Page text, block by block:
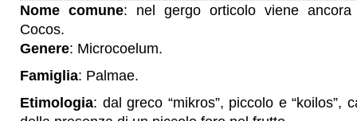
Nome comune: nel gergo orticolo viene
Cocos.
Genere: Microcoelum.
Famiglia: Palmae.
Etimologia: dal greco “mikros”, piccolo e “koilos”,